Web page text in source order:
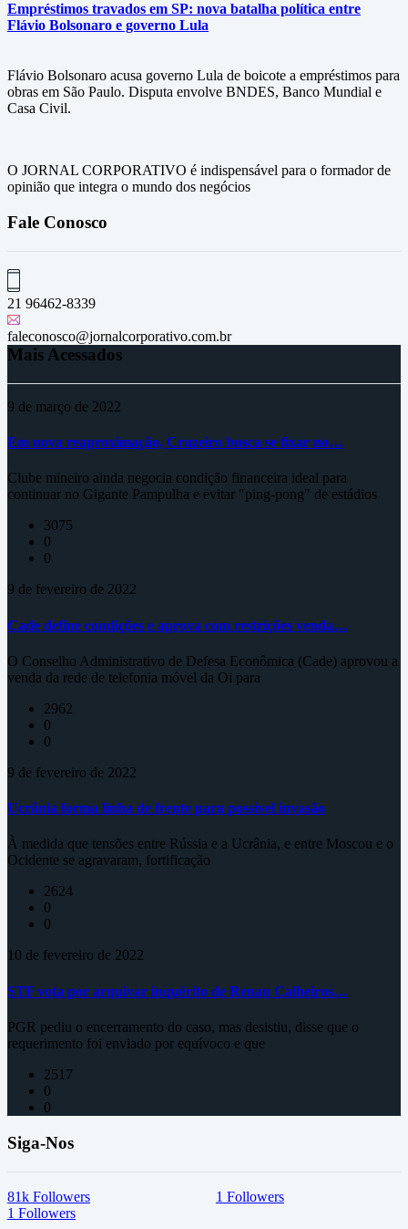
Empréstimos travados em SP: nova batalha política entre
Flávio Bolsonaro e governo Lula
Flávio Bolsonaro acusa governo Lula de boicote a empréstimos para
obras em São Paulo. Disputa envolve BNDES, Banco Mundial e
Casa Civil.
O JORNAL CORPORATIVO é indispensável para o formador de
opinião que integra o mundo dos negócios
Fale Conosco
21 96462-8339
faleconosco@jornalcorporativo.com.br
Mais Acessados
9 de março de 2022
Em nova reaproximação, Cruzeiro busca se fixar no…
Clube mineiro ainda negocia condição financeira ideal para
continuar no Gigante Pampulha e evitar "ping-pong" de estádios
3075
0
0
9 de fevereiro de 2022
Cade define condições e aprova com restrições venda…
O Conselho Administrativo de Defesa Econômica (Cade) aprovou a
venda da rede de telefonia móvel da Oi para
2962
0
0
9 de fevereiro de 2022
Ucrânia forma linha de frente para possível invasão
À medida que tensões entre Rússia e a Ucrânia, e entre Moscou e o
Ocidente se agravaram, fortificação
2624
0
0
10 de fevereiro de 2022
STF vota por arquivar inquérito de Renan Calheiros…
PGR pediu o encerramento do caso, mas desistiu, disse que o
requerimento foi enviado por equívoco e que
2517
0
0
Siga-Nos
81k Followers 1 Followers
1 Followers